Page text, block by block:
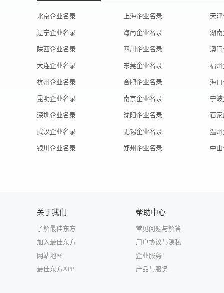
北京企业名录 上海企业名录 天
辽宁企业名录 海南企业名录 湖
陕西企业名录 四川企业名录 澳
大连企业名录 东莞企业名录 福
杭州企业名录 合肥企业名录 海
昆明企业名录 南京企业名录 宁
深圳企业名录 沈阳企业名录 石
武汉企业名录 无锡企业名录 温
银川企业名录 郑州企业名录 中
关于我们
了解最佳东方
加入最佳东方
网站地图
最佳东方APP
帮助中心
常见问题与解答
用户协议与隐私
企业服务
产品与服务